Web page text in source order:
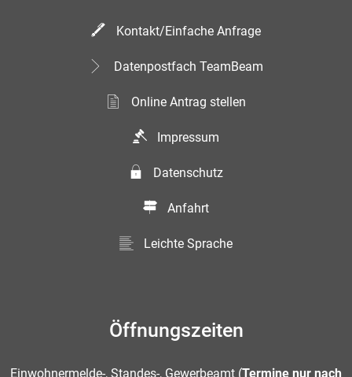
Kontakt/Einfache Anfrage
Datenpostfach TeamBeam
Online Antrag stellen
Impressum
Datenschutz
Anfahrt
Leichte Sprache
Öffnungszeiten
Einwohnermelde-, Standes-, Gewerbeamt (Termine nur nach